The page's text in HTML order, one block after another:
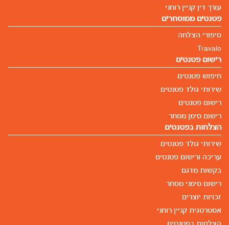
עורך דין קניין רוחני
פטנטים ממוסחרים
סיפורי הצלחה
Travalo
רישום פטנטים
חיפוש פטנטים
שירותי גולד פטנטים
רישום פטנטים
רישום סימן מסחר
הצלחות בפטנטים
שירותי גולד פטנטים
עריכה ורישום פטנטים
בקשות מדגם
רישום סימני מסחר
זכויות יוצרים
אסטרטגית קניין רוחני